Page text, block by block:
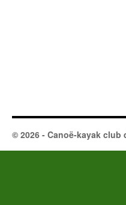
© 2026 - Canoë-kayak club